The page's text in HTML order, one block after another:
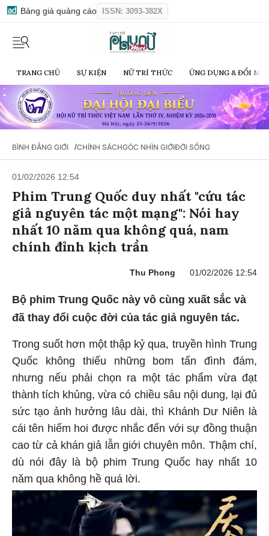
Bảng giá quảng cáo ISSN: 3093-382X
TRANG CHỦ SỰ KIỆN NỮ TRÍ THỨC ỨNG DỤNG & ĐỔI
BÌNH ĐẲNG GIỚI /CHÍNH SÁCHGÓC NHÌN GIỚIĐỜI SỐNG
01/02/2026 12:54
Phim Trung Quốc duy nhất "cứu tác
giả nguyên tác một mạng": Nói hay
nhất 10 năm qua không quá, nam
chính đỉnh kịch trần
Thu Phong 01/02/2026 12:54
Bộ phim Trung Quốc này vô cùng xuất sắc và
đã thay đổi cuộc đời của tác giả nguyên tác.
Trong suốt hơn một thập kỷ qua, truyền hình Trung
Quốc không thiếu những bom tấn đình đám,
nhưng nếu phải chọn ra một tác phẩm vừa đạt
thành tích khủng, vừa có chiều sâu nội dung, lại đủ
sức tạo ảnh hưởng lâu dài, thì Khánh Dư Niên là
cái tên hiếm hoi được nhắc đến với sự đồng thuận
cao từ cả khán giả lẫn giới chuyên môn. Thậm chí,
dù nói đây là bộ phim Trung Quốc hay nhất 10
năm qua không hề quá lời.